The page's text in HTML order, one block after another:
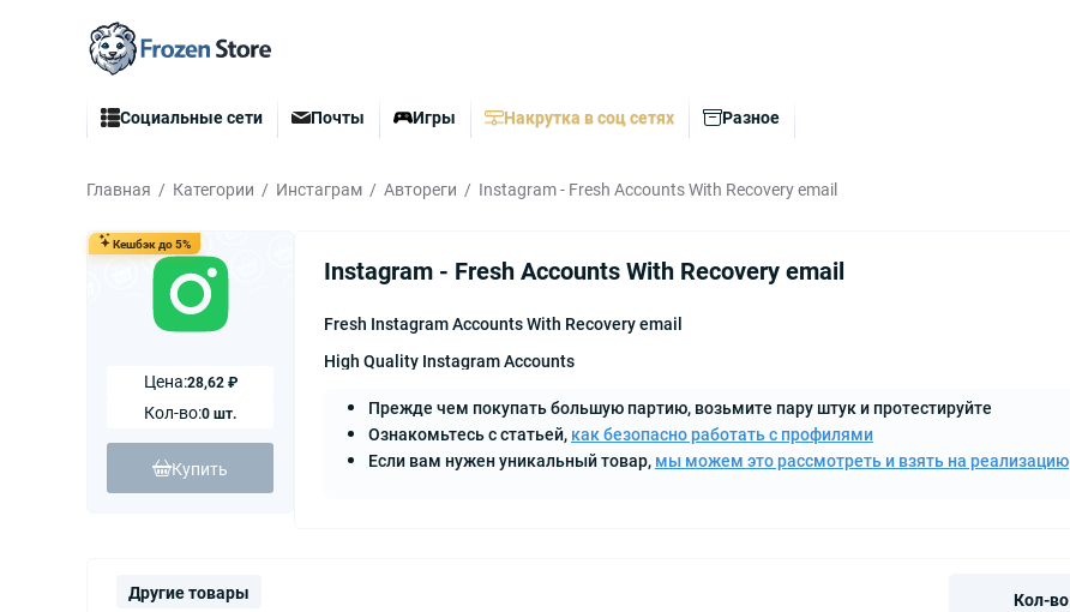
Социальные сети Почты Игры Накрутка в соц сетях Разное
Главная Категории Инстаграм Автореги Instagram - Fresh Accounts With Recovery email
Кешбэк до 5%
Цена:28,62 ₽
Кол-во:0 шт.
Купить
Instagram - Fresh Accounts With Recovery email
Fresh Instagram Accounts With Recovery email
High Quality Instagram Accounts
Прежде чем покупать большую партию, возьмите пару штук и протестируйте
Ознакомьтесь с статьей, как безопасно работать с профилями
Если вам нужен уникальный товар, мы можем это рассмотреть и взять на реализацию
Другие товары Кол-во